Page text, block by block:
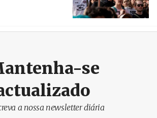
se
a nossa newsletter diária